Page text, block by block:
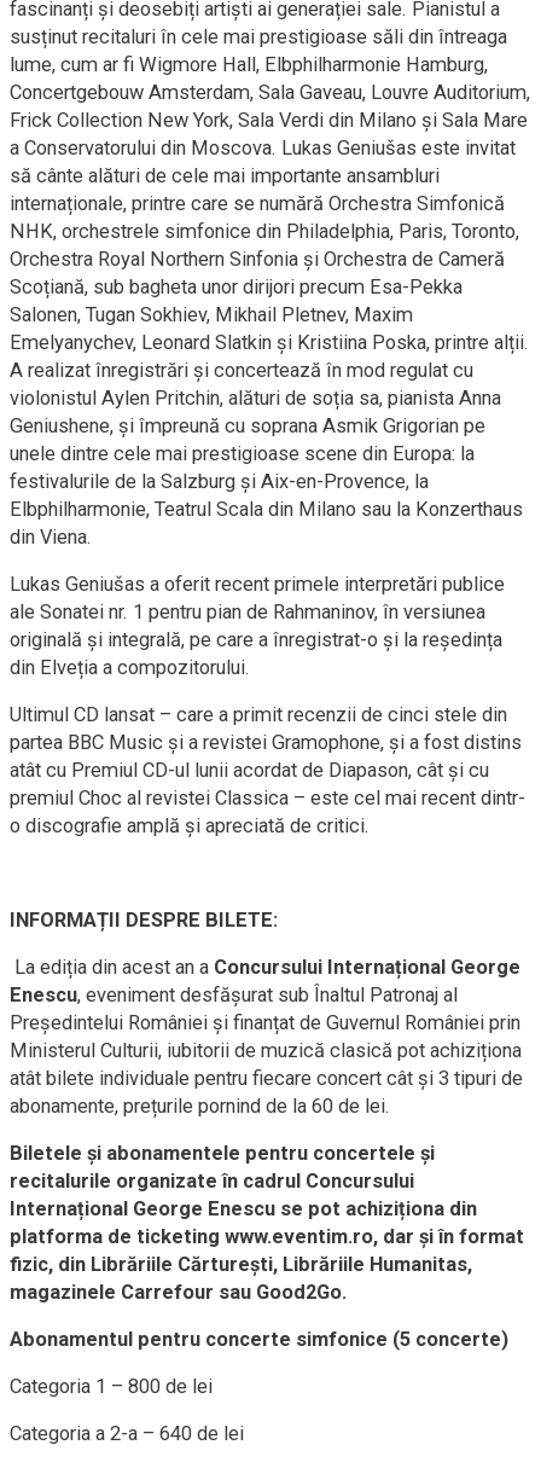
fascinanți și deosebiți artiști ai generației sale. Pianistul a
susținut recitaluri în cele mai prestigioase săli din întreaga
lume, cum ar fi Wigmore Hall, Elbphilharmonie Hamburg,
Concertgebouw Amsterdam, Sala Gaveau, Louvre Auditorium,
Frick Collection New York, Sala Verdi din Milano și Sala Mare
a Conservatorului din Moscova. Lukas Geniušas este invitat
să cânte alături de cele mai importante ansambluri
internaționale, printre care se numără Orchestra Simfonică
NHK, orchestrele simfonice din Philadelphia, Paris, Toronto,
Orchestra Royal Northern Sinfonia și Orchestra de Cameră
Scoțiană, sub bagheta unor dirijori precum Esa-Pekka
Salonen, Tugan Sokhiev, Mikhail Pletnev, Maxim
Emelyanychev, Leonard Slatkin și Kristiina Poska, printre alții.
A realizat înregistrări și concertează în mod regulat cu
violonistul Aylen Pritchin, alături de soția sa, pianista Anna
Geniushene, și împreună cu soprana Asmik Grigorian pe
unele dintre cele mai prestigioase scene din Europa: la
festivalurile de la Salzburg și Aix-en-Provence, la
Elbphilharmonie, Teatrul Scala din Milano sau la Konzerthaus
din Viena.
Lukas Geniušas a oferit recent primele interpretări publice
ale Sonatei nr. 1 pentru pian de Rahmaninov, în versiunea
originală și integrală, pe care a înregistrat-o și la reședința
din Elveția a compozitorului.
Ultimul CD lansat – care a primit recenzii de cinci stele din
partea BBC Music și a revistei Gramophone, și a fost distins
atât cu Premiul CD-ul lunii acordat de Diapason, cât și cu
premiul Choc al revistei Classica – este cel mai recent dintr-
o discografie amplă și apreciată de critici.
INFORMAȚII DESPRE BILETE:
La ediția din acest an a Concursului Internațional George
Enescu, eveniment desfășurat sub Înaltul Patronaj al
Președintelui României și finanțat de Guvernul României prin
Ministerul Culturii, iubitorii de muzică clasică pot achiziționa
atât bilete individuale pentru fiecare concert cât și 3 tipuri de
abonamente, prețurile pornind de la 60 de lei.
Biletele și abonamentele pentru concertele și
recitalurile organizate în cadrul Concursului
Internațional George Enescu se pot achiziționa din
platforma de ticketing www.eventim.ro, dar și în format
fizic, din Librăriile Cărturești, Librăriile Humanitas,
magazinele Carrefour sau Good2Go.
Abonamentul pentru concerte simfonice (5 concerte)
Categoria 1 – 800 de lei
Categoria a 2-a – 640 de lei